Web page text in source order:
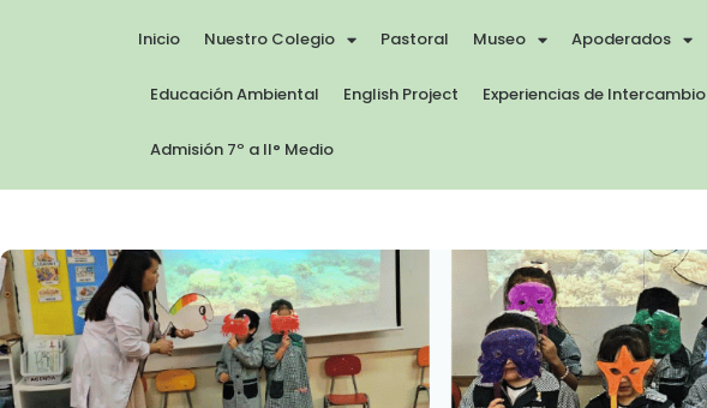
Inicio Nuestro Colegio Pastoral Museo Apoderados
Educación Ambiental English Project Experiencias de Intercambio
Admisión 7º a II° Medio